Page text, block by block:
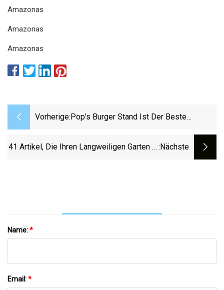
Amazonas
Amazonas
Amazonas
Vorherige: Pop's Burger Stand Ist Der Beste
41 Artikel, Die Ihren Langweiligen Garten In :nächste
Name:*
Email:*